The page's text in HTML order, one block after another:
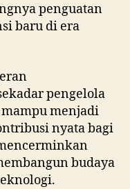
penguatan
baru di era
pengelola
menjadi
nyata bagi
budaya